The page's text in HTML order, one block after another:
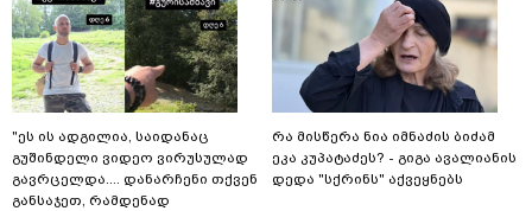
"ეს ის ადგილია, საიდანაც
გუშინდელი ვიდეო ვირუსულად
გავრცელდა.... დანარჩენი თქვენ
განსაჯეთ, რამდენად
რა მისწერა ნია იმნაძის ბიძამ
ეკა კუპატაძეს? - გიგა ავალიანის
დედა "სქრინს" აქვეყნებს